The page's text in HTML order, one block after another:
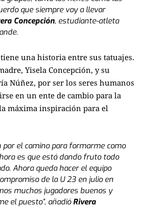
que siempre voy a llevar
Concepción, estudiante-atleta
una historia entre sus tatuajes.
Yisela Concepción, y su
Núñez, por ser los seres humanos
en un ente de cambio para la
máxima inspiración para el
por el camino para formarme como
es que está dando fruto todo
Ahora queda hacer el equipo
de la U 23 en julio en
muchos jugadores buenos y
el puesto”, añadió Rivera